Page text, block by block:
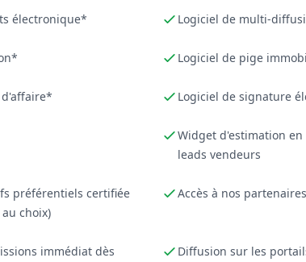
électronique* Logiciel de multi-
Logiciel de pige
Logiciel de signature
Widget d'estimation
leads vendeurs
préférentiels certifiée
choix)
Accès à nos
immédiat dès
Diffusion sur les